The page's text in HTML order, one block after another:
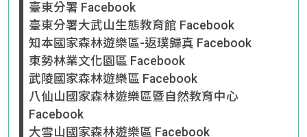
臺東分署 Facebook
臺東分署大武山生態教育館 Facebook
知本國家森林遊樂區-返璞歸真 Facebook
東勢林業文化園區 Facebook
武陵國家森林遊樂區 Facebook
八仙山國家森林遊樂區暨自然教育中心
Facebook
大雪山國家森林遊樂區 Facebook